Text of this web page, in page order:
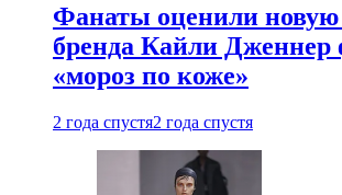
Фанаты оценили новую
бренда Кайли Дженнер
«мороз по коже»
2 года спустя2 года спустя